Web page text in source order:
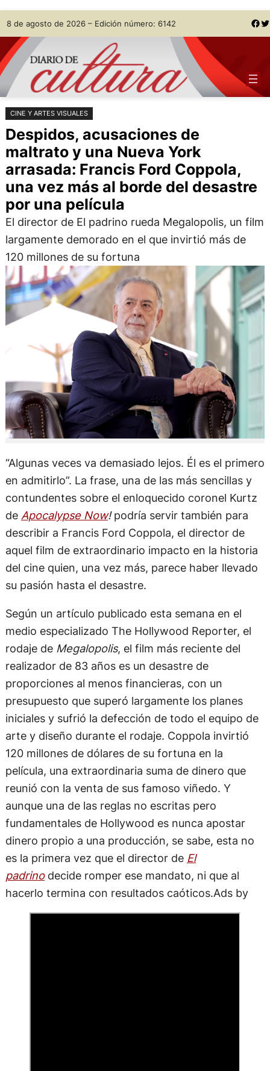
Saltar
al
contenido
Skip
to
content
8 de agosto de 2026 – Edición número: 6142 Facebook Twitter
CINE Y ARTES VISUALES
Despidos, acusaciones de
maltrato y una Nueva York
arrasada: Francis Ford Coppola,
una vez más al borde del desastre
por una película
El director de El padrino rueda Megalopolis, un film
largamente demorado en el que invirtió más de
120 millones de su fortuna
“Algunas veces va demasiado lejos. Él es el primero
en admitirlo”. La frase, una de las más sencillas y
contundentes sobre el enloquecido coronel Kurtz
de Apocalypse Now!podría servir también para
describir a Francis Ford Coppola, el director de
aquel film de extraordinario impacto en la historia
del cine quien, una vez más, parece haber llevado
su pasión hasta el desastre.
Según un artículo publicado esta semana en el
medio especializado The Hollywood Reporter, el
rodaje de Megalopolis, el film más reciente del
realizador de 83 años es un desastre de
proporciones al menos financieras, con un
presupuesto que superó largamente los planes
iniciales y sufrió la defección de todo el equipo de
arte y diseño durante el rodaje. Coppola invirtió
120 millones de dólares de su fortuna en la
película, una extraordinaria suma de dinero que
reunió con la venta de sus famoso viñedo. Y
aunque una de las reglas no escritas pero
fundamentales de Hollywood es nunca apostar
dinero propio a una producción, se sabe, esta no
es la primera vez que el director de El
padrinodecide romper ese mandato, ni que al
hacerlo termina con resultados caóticos.Ads by